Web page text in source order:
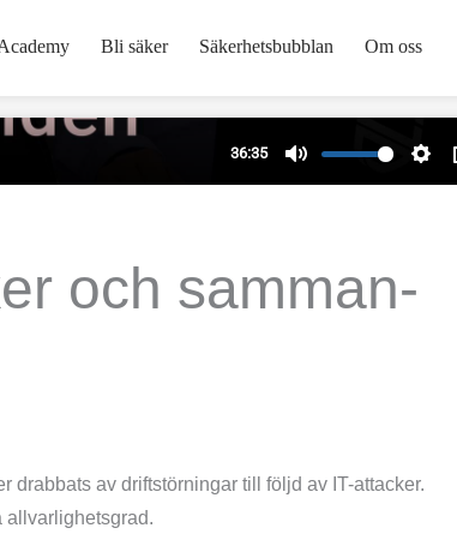
Bli säker Säkerhetsbubblan Om oss
och samman­
drabbats av driftstörningar till följd av IT-attacker.
allvarlighets­grad.